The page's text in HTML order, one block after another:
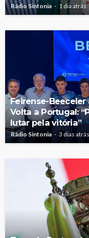
Rádio Sintonia 1 dia atrás
Feirense-
Volta a Portugal:
lutar pela vitória”
Rádio Sintonia 3 dias atrás